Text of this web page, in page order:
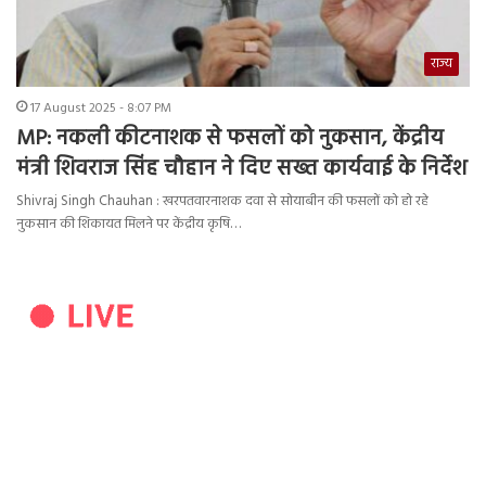
राज्य
17 August 2025 - 8:07 PM
MP: नकली कीटनाशक से फसलों को नुकसान, केंद्रीय
मंत्री शिवराज सिंह चौहान ने दिए सख्त कार्यवाई के निर्देश
Shivraj Singh Chauhan : खरपतवारनाशक दवा से सोयाबीन की फसलों को हो रहे
नुकसान की शिकायत मिलने पर केंद्रीय कृषि…